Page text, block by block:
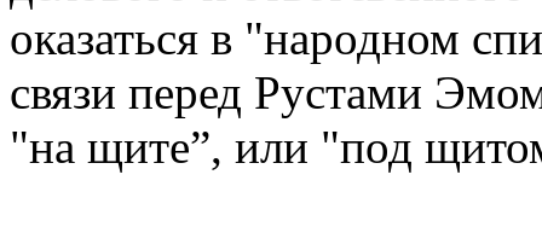
оказаться в "народном
связи перед Рустами
"на щите”, или "под